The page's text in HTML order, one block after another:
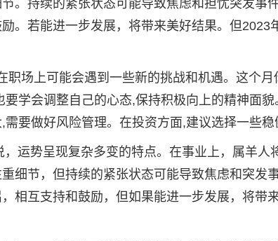
。持续的紧张状态可能导致焦虑和担忧突发事
。若能进一步发展，将带来美好结果。但2023
职场上可能会遇到一些新的挑战和机遇。这个
学会调整自己的心态,保持积极向上的精神面
要做好风险管理。在投资方面,建议选择一些稳
运势呈现复杂多变的特点。在事业上，属羊人
细节，但持续的紧张状态可能导致焦虑和突发
相互支持和鼓励，但如果能进一步发展，将带